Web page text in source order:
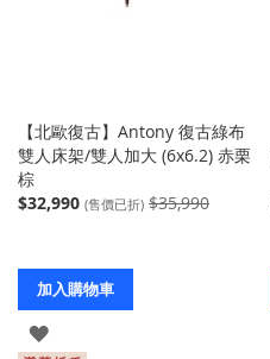
【北歐復古】Antony 復古綠布
雙人床架/雙人加大 (6x6.2) 赤栗
棕
$32,990 (售價已折) $35,990
加入購物車
登